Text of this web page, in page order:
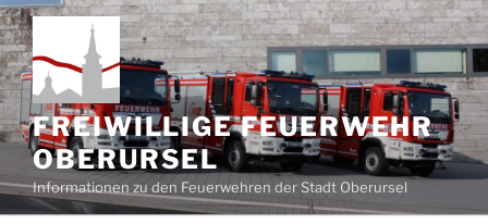
Zum
Inhalt
springen
FREIWILLIGE FEUERWEHR
OBERURSEL
Informationen zu den Feuerwehren der Stadt Oberursel